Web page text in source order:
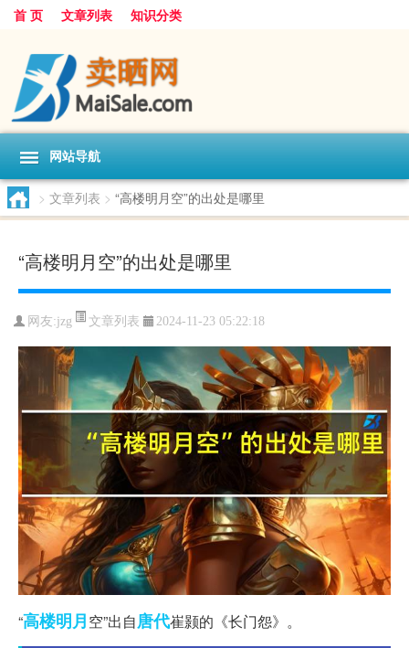
首 页 文章列表 知识分类
网站导航
> 文章列表 > “高楼明月空”的出处是哪里
“高楼明月空”的出处是哪里
网友:jzg 文章列表 2024-11-23 05:22:18
“高楼明月空”出自唐代崔颢的《长门怨》。